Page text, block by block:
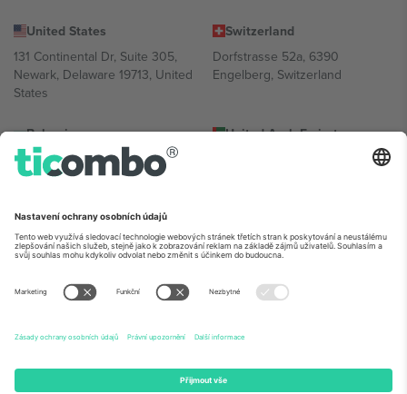
United States
131 Continental Dr, Suite 305,
Newark, Delaware 19713, United
States
Switzerland
Dorfstrasse 52a, 6390
Engelberg, Switzerland
Bulgaria
Regus Sofia City West, bul
Totleben 53-55, 1606 Sofia,
United Arab Emirates
UAE Dubai Silicon Oasis, DDP
Mexico
Av Chapultepec 360, Roma
Norte, Cuauhtémoc, 06700
Ciudad de México, CDMX,
lokalitě, události a/nebo doméně. Podrobnosti najdete na konkrétní
stránce události,
Právní informaceaPodmínky.